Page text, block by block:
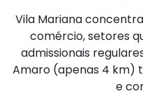
Vila Mariana
comércio, setores
admissionais
Amaro (apenas 4 km)
e